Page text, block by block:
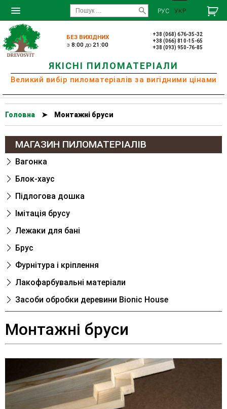
РУС УКР
БЕЗ ВИХІДНИХ
з8:00 до21:00
+38 (068) 676-35-32
+38 (066) 810-15-65
+38 (093) 950-76-85
ЯКІСНІ ПИЛОМАТЕРІАЛИ
Великий вибір пиломатеріалів за вигідними цінами
Головна ➤ Монтажні бруси
МАГАЗИН ПИЛОМАТЕРІАЛІВ
Вагонка
Блок-хаус
Підлогова дошка
Імітація брусу
Лежаки для банi
Брус
Фурнітура і кріплення
Лакофарбувальні матеріали
Засоби обробки деревини Bionic House
Монтажні бруси